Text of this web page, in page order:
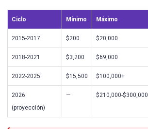
Ciclo Mínimo Máximo
2015-2017 $200 $20,000
2018-2021 $3,200 $69,000
2022-2025 $15,500 $100,000+
2026
(proyección)
— $210,000-$300,000